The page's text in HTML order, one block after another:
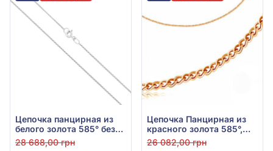
Цепочка панцирная из
белого золота 585° без
вставки, арт. 155151
28 688,00 грн
Цепочка Панцирная из
красного золота 585°,
арт. 155150
26 082,00 грн